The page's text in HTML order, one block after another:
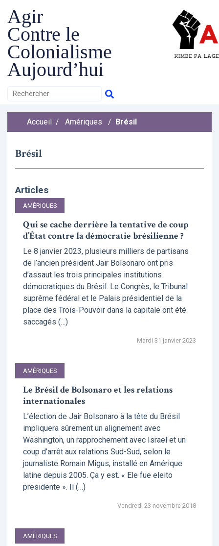
Agir
Contre le
Colonialisme
Aujourd’hui
Accueil / Amériques / Brésil
Brésil
Articles
AMÉRIQUES
Qui se cache derrière la tentative de coup
d’État contre la démocratie brésilienne ?
Le 8 janvier 2023, plusieurs milliers de partisans
de l’ancien président Jair Bolsonaro ont pris
d’assaut les trois principales institutions
démocratiques du Brésil. Le Congrès, le Tribunal
suprême fédéral et le Palais présidentiel de la
place des Trois-Pouvoir dans la capitale ont été
saccagés (…)
Mardi 31 janvier 2023
AMÉRIQUES
Le Brésil de Bolsonaro et les relations
internationales
L’élection de Jair Bolsonaro à la tête du Brésil
impliquera sûrement un alignement avec
Washington, un rapprochement avec Israël et un
coup d’arrêt aux relations Sud-Sud, selon le
journaliste Romain Migus, installé en Amérique
latine depuis 2005. Ça y est. « Ele fue eleito
presidente ». Il (…)
Vendredi 23 novembre 2018
AMÉRIQUES